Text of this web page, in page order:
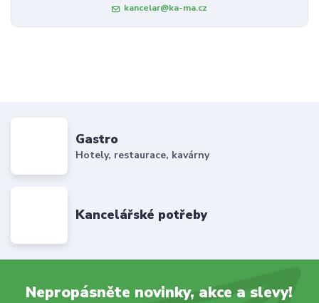
kancelar@ka-ma.cz
Gastro
Hotely, restaurace, kavárny
Kancelářské potřeby
Nepropásněte novinky, akce a slevy!